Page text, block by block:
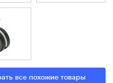
все похожие товары